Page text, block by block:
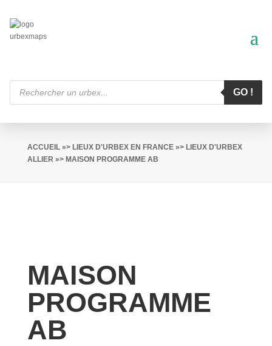
Recherche
produits
GO !
ACCUEIL»> LIEUX D'URBEX EN FRANCE»> LIEUX D'URBEX
ALLIER »> MAISON PROGRAMME AB
MAISON
PROGRAMME
AB